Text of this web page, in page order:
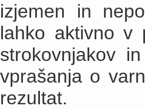
izjemen in
lahko aktivno v
strokovnjakov
vprašanja o
rezultat.